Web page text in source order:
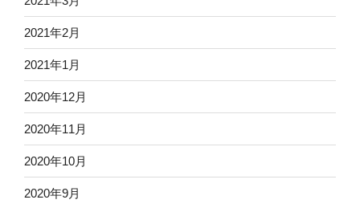
2021年2月
2021年1月
2020年12月
2020年11月
2020年10月
2020年9月